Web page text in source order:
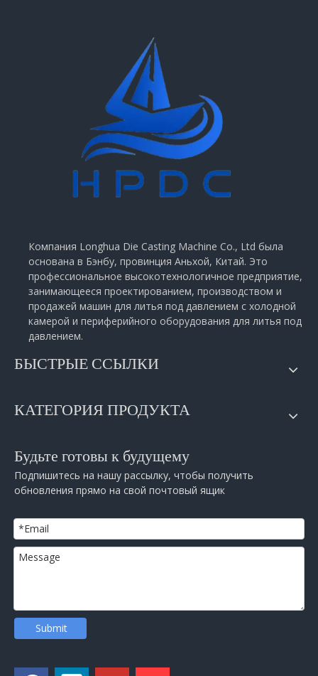
Компания Longhua Die Casting Machine Co., Ltd была
основана в Бэнбу, провинция Аньхой, Китай. Это
профессиональное высокотехнологичное предприятие,
занимающееся проектированием, производством и
продажей машин для литья под давлением с холодной
камерой и периферийного оборудования для литья под
давлением.
БЫСТРЫЕ ССЫЛКИ
КАТЕГОРИЯ ПРОДУКТА
Будьте готовы к будущему
Подпишитесь на нашу рассылку, чтобы получить
обновления прямо на свой почтовый ящик
Submit